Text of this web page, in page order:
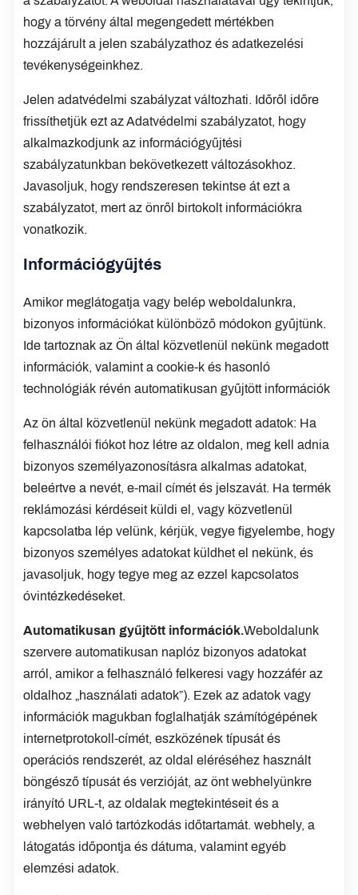
hogy a törvény által megengedett mértékben
hozzájárult a jelen szabályzathoz és adatkezelési
tevékenységeinkhez.
Jelen adatvédelmi szabályzat változhati. Időről időre
frissíthetjük ezt az Adatvédelmi szabályzatot, hogy
alkalmazkodjunk az információgyűjtési
szabályzatunkban bekövetkezett változásokhoz.
Javasoljuk, hogy rendszeresen tekintse át ezt a
szabályzatot, mert az önről birtokolt információkra
vonatkozik.
Információgyűjtés
Amikor meglátogatja vagy belép weboldalunkra,
bizonyos információkat különböző módokon gyűjtünk.
Ide tartoznak az Ön által közvetlenül nekünk megadott
információk, valamint a cookie-k és hasonló
technológiák révén automatikusan gyűjtött információk
Az ön által közvetlenül nekünk megadott adatok: Ha
felhasználói fiókot hoz létre az oldalon, meg kell adnia
bizonyos személyazonosításra alkalmas adatokat,
beleértve a nevét, e-mail címét és jelszavát. Ha termék
reklámozási kérdéseit küldi el, vagy közvetlenül
kapcsolatba lép velünk, kérjük, vegye figyelembe, hogy
bizonyos személyes adatokat küldhet el nekünk, és
javasoljuk, hogy tegye meg az ezzel kapcsolatos
óvintézkedéseket.
Automatikusan gyűjtött információk.Weboldalunk
szervere automatikusan naplóz bizonyos adatokat
arról, amikor a felhasználó felkeresi vagy hozzáfér az
oldalhoz „használati adatok”). Ezek az adatok vagy
információk magukban foglalhatják számítógépének
internetprotokoll-címét, eszközének típusát és
operációs rendszerét, az oldal eléréséhez használt
böngésző típusát és verzióját, az önt webhelyünkre
irányító URL-t, az oldalak megtekintéseit és a
webhelyen való tartózkodás időtartamát. webhely, a
látogatás időpontja és dátuma, valamint egyéb
elemzési adatok.